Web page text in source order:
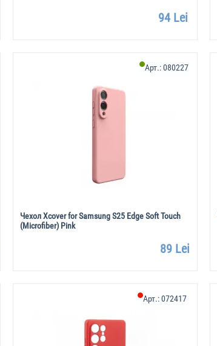
94 Lei
Чехол Xcover for Samsung S25 Edge Soft Touch
(Microfiber) Pink
Арт.:080227
89 Lei
Арт.:072417